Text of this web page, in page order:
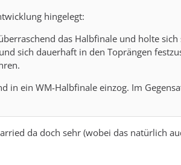
hingelegt:
das Halbfinale und holte
sich dauerhaft in den Toprängen
in ein WM-Halbfinale einzog. Im
da doch sehr (wobei das natürlich